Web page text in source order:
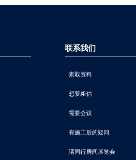
联系我们
索取资料
想要粗估
需要会议
有施工后的疑问
请同行房间展览会